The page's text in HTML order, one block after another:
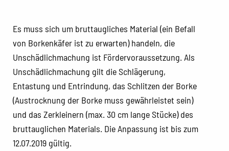
Es muss sich um bruttaugliches Material (ein Befall
von Borkenkäfer ist zu erwarten) handeln, die
Unschädlichmachung ist Fördervoraussetzung. Als
Unschädlichmachung gilt die Schlägerung,
Entastung und Entrindung, das Schlitzen der Borke
(Austrocknung der Borke muss gewährleistet sein)
und das Zerkleinern (max. 30 cm lange Stücke) des
bruttauglichen Materials. Die Anpassung ist bis zum
12.07.2019 gültig.